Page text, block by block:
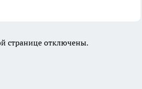
странице отключены.